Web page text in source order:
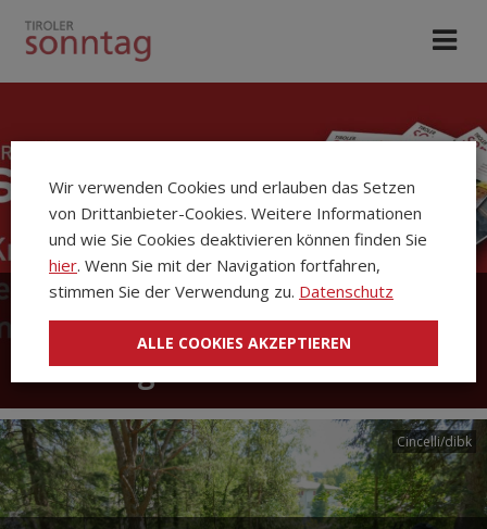
Die Kirchenzeitung Tiroler
Sonntag
Cincelli/dibk
Wir verwenden Cookies und erlauben das Setzen
von Drittanbieter-Cookies. Weitere Informationen
und wie Sie Cookies deaktivieren können finden Sie
hier. Wenn Sie mit der Navigation fortfahren,
stimmen Sie der Verwendung zu. Datenschutz
ALLE COOKIES AKZEPTIEREN